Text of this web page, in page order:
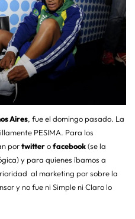
Aires, fue el domingo pasado. La
PESIMA. Para los
portwitterofacebook(se la
y para quienes íbamos a
al marketing por sobre la
y no fue ni Simple ni Claro lo